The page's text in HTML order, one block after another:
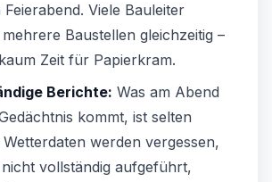
Viele Bauleiter
Baustellen gleichzeitig –
Zeit für Papierkram.
Berichte: Was am Abend
kommt, ist selten
werden vergessen,
vollständig aufgeführt,